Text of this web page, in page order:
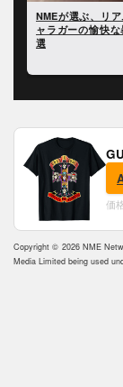
リアム・ギャラ
つもパーカーと
スを身に着けてい
価
Copyright © 2026 NME
Media Limited being used